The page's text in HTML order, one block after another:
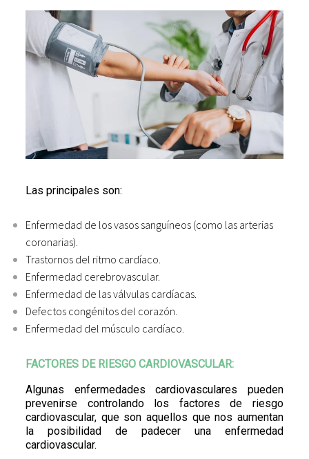
Las principales son:
Enfermedad de los vasos sanguíneos (como las arterias
coronarias).
Trastornos del ritmo cardíaco.
Enfermedad cerebrovascular.
Enfermedad de las válvulas cardíacas.
Defectos congénitos del corazón.
Enfermedad del músculo cardíaco.
FACTORES DE RIESGO CARDIOVASCULAR:
Algunas enfermedades cardiovasculares pueden
prevenirse controlando los factores de riesgo
cardiovascular, que son aquellos que nos aumentan
la posibilidad de padecer una enfermedad
cardiovascular.